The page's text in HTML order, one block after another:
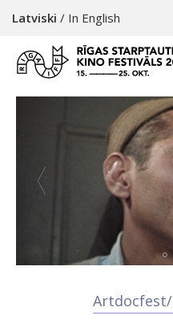
Latviski / In English
Artdocfest/